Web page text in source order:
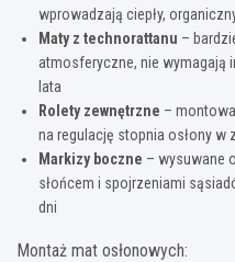
wprowadzają ciepły,
Maty z technorattanu –
atmosferyczne, nie wymagają
lata
Rolety zewnętrzne –
na regulację stopnia osłony w
Markizy boczne – wysuwane
słońcem i spojrzeniami
dni
Montaż mat osłonowych: